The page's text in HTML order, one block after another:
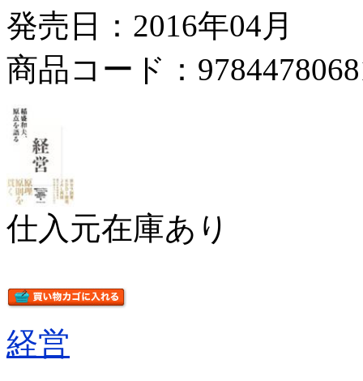
発売日：2016年04月
商品コード：
仕入元在庫あり
経営